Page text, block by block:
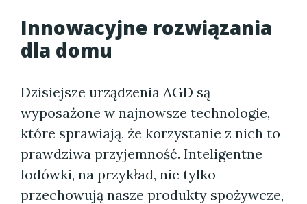
Innowacyjne rozwiązania
dla domu
Dzisiejsze urządzenia AGD są
wyposażone w najnowsze technologie,
które sprawiają, że korzystanie z nich to
prawdziwa przyjemność. Inteligentne
lodówki, na przykład, nie tylko
przechowują nasze produkty spożywcze,